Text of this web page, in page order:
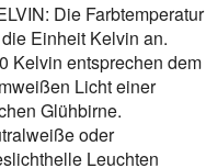
Die Farbtemperatur
Einheit Kelvin an.
Kelvin entsprechen dem
Licht einer
Glühbirne.
oder
Leuchten